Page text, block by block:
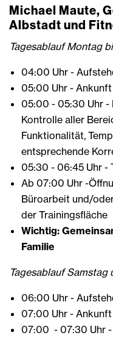
Michael Maute,
Albstadt und
Tagesablauf Montag
04:00 Uhr -
05:00 Uhr -
05:00 - 05:30 Uhr -
Kontrolle aller
Funktionalität,
entsprechende
05:30 - 06:45 Uhr -
Ab 07:00 Uhr -
Büroarbeit und/
der Trainingsfläche
Wichtig:
Familie
Tagesablauf Samstag
06:00 Uhr -
07:00 Uhr -
07:00 - 07:30 Uhr -